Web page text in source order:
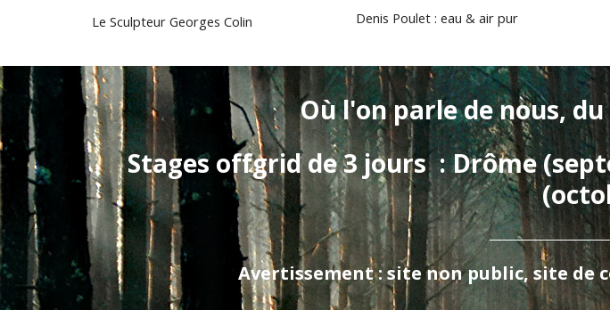
Le Sculpteur Georges Colin Denis Poulet : eau & air pur
Où l'on parle de nous,
Stages offgrid de 3 jours  : Drôme
Avertissement : site non public, site de